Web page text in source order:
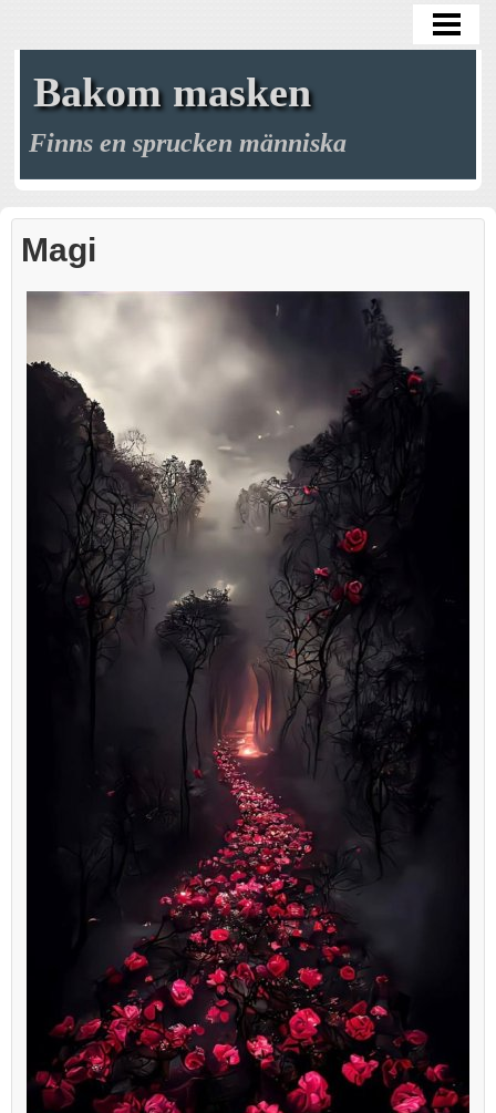
MINA MASKER
KONTAKT
Bakom masken
Finns en sprucken människa
Magi